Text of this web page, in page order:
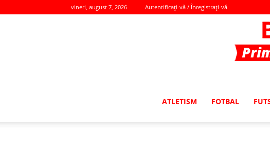
vineri, august 7, 2026 Autentificați-vă / Înregistrați-vă
ATLETISM FOTBAL